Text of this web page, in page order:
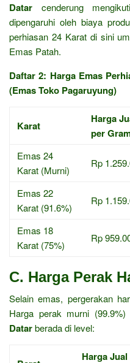
Datar cenderung
dipengaruhi oleh biaya
perhiasan 24 Karat di sini
Emas Patah.
Daftar 2: Harga Emas
(Emas Toko Pagaruyung)
Karat
Harga
per
Emas 24
Karat (Murni)
Rp
Emas 22
Karat (91.6%)
Rp
Emas 18
Karat (75%)
Rp
C. Harga Perak
Selain emas, pergerakan
Harga perak murni
Datarberada di level:
Harga Jual